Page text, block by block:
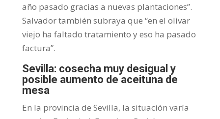
año pasado gracias a nuevas plantaciones”.
Salvador también subraya que “en el olivar
viejo ha faltado tratamiento y eso ha pasado
factura”.
Sevilla: cosecha muy desigual y
posible aumento de aceituna de
mesa
En la provincia de Sevilla, la situación varía